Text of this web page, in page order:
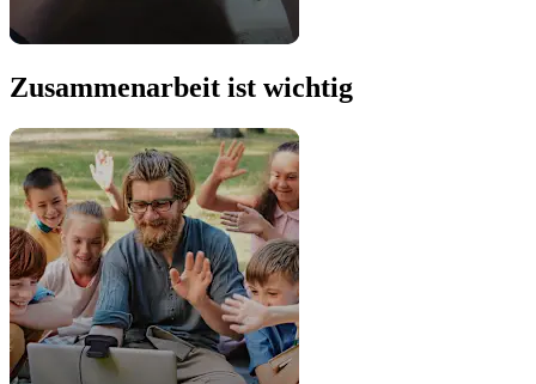
Zusammenarbeit ist wichtig